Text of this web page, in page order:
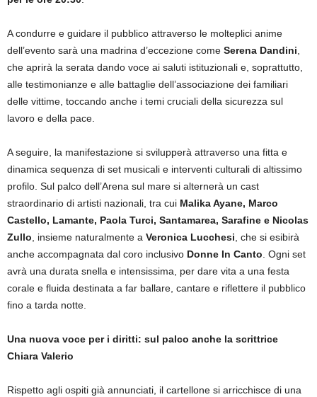
A condurre e guidare il pubblico attraverso le molteplici anime
dell’evento sarà una madrina d’eccezione come Serena Dandini
che aprirà la serata dando voce ai saluti istituzionali e, soprattutto,
alle testimonianze e alle battaglie dell’associazione dei familiari
delle vittime, toccando anche i temi cruciali della sicurezza sul
lavoro e della pace.
A seguire, la manifestazione si svilupperà attraverso una fitta e
dinamica sequenza di set musicali e interventi culturali di altissimo
profilo. Sul palco dell’Arena sul mare si alternerà un cast
straordinario di artisti nazionali, tra cui Malika Ayane, Marco
Castello, Lamante, Paola Turci, Santamarea, Sarafine e Nicolas
Zullo , insieme naturalmente a Veronica Lucchesi , che si esibirà
anche accompagnata dal coro inclusivo Donne In Canto . Ogni set
avrà una durata snella e intensissima, per dare vita a una festa
corale e fluida destinata a far ballare, cantare e riflettere il pubblico
fino a tarda notte.
Una nuova voce per i diritti: sul palco anche la scrittrice
Chiara Valerio
Rispetto agli ospiti già annunciati, il cartellone si arricchisce di una